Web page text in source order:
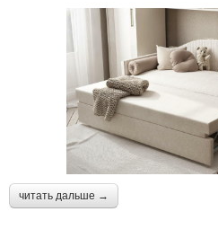
читать дальше →